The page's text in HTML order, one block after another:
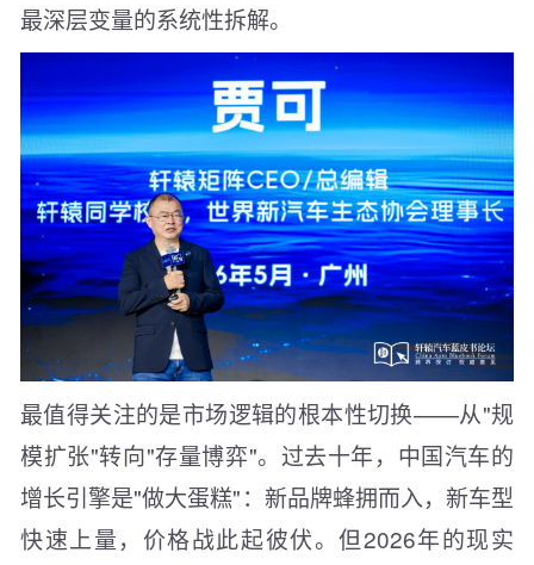
最深层变量的系统性拆解。
最值得关注的是市场逻辑的根本性切换——从"规
模扩张"转向"存量博弈"。过去十年，中国汽车的
增长引擎是"做大蛋糕"：新品牌蜂拥而入，新车型
快速上量，价格战此起彼伏。但2026年的现实